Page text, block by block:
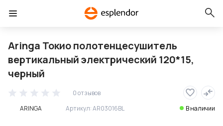
Aringa Токио полотенцесушитель
вертикальный электрический 120*15,
черный
0 отзывов
ARINGA
Артикул:AR03016BL В наличии